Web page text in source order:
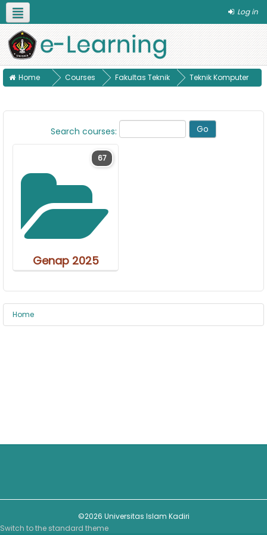
Log in
English ‎(en)‎ Pilih Program Studi
Home Courses Fakultas Teknik Teknik Komputer
Search courses:
67
Genap 2025
Home
©2026 Universitas Islam Kadiri
Switch to the standard theme